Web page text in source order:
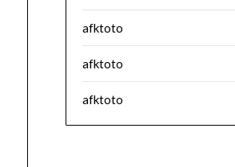
afktoto
afktoto
afktoto